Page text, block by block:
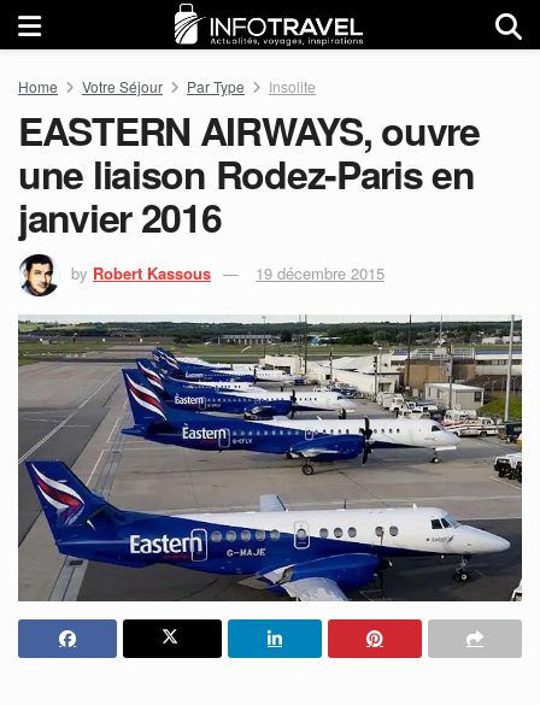
Home Votre Séjour Par Type Insolite
EASTERN AIRWAYS, ouvre
une liaison Rodez-Paris en
janvier 2016
by Robert Kassous 19 décembre 2015